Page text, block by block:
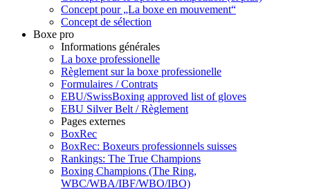
Concept pour „La boxe en mouvement“
Concept de sélection
Boxe pro
Informations générales
La boxe professionelle
Règlement sur la boxe professionelle
Formulaires / Contrats
EBU/SwissBoxing approved list of gloves
EBU Silver Belt / Règlement
Pages externes
BoxRec
BoxRec: Boxeurs professionnels suisses
Rankings: The True Champions
Boxing Champions (The Ring,
WBC/WBA/IBF/WBO/IBO)